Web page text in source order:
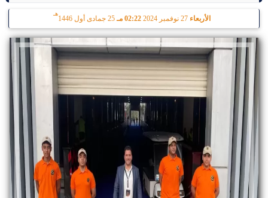
الأربعاء 27 نوفمبر 2024 02:22 مـ 25 جمادى أول 1446
هـ